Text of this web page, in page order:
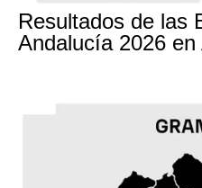
Resultados de las
Andalucía 2026